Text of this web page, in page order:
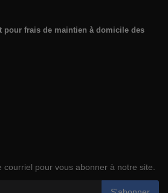
pour frais de maintien à domicile des
pour vous abonner à notre site.